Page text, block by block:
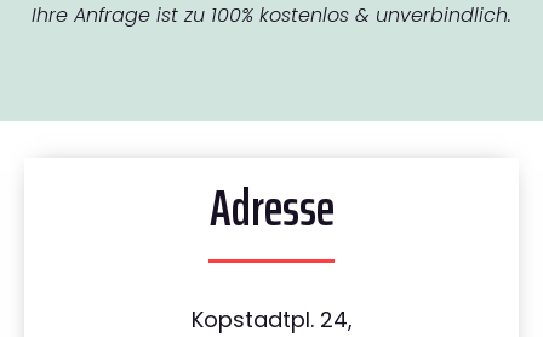
Ihre Anfrage ist zu 100% kostenlos & unverbindlich.
Adresse
Kopstadtpl. 24,